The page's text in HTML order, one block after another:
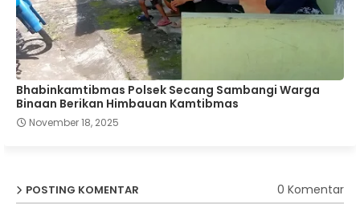
Bhabinkamtibmas Polsek Secang Sambangi Warga
Binaan Berikan Himbauan Kamtibmas
November 18, 2025
POSTING KOMENTAR 0 Komentar